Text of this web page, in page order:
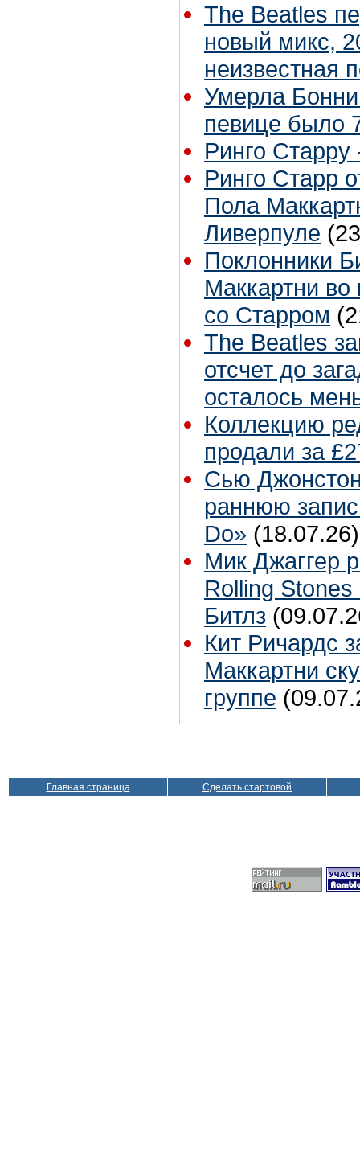
The Beatles
новый микс,
неизвестная
Умерла
певице было
Ринго Старру
Ринго Старр
Пола
Ливерпуле
Поклонники
Маккартни во
со Старром
The Beatles
отсчет до
осталось
Коллекцию
продали за
Сью
раннюю
Do» (18.07.26)
Мик Джаггер
Rolling
Битлз
Кит Ричардс
Маккартни
группе
Главная страница Сделать стартовой